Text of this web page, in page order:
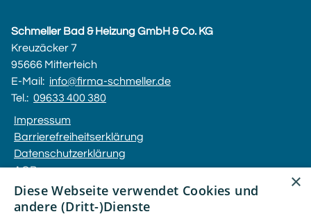
Schmeller Bad & Heizung GmbH & Co. KG
Kreuzäcker 7
95666 Mitterteich
E-Mail: info@firma-schmeller.de
Tel.: 09633 400 380
Impressum
Barrierefreiheitserklärung
Datenschutzerklärung
AGB
Unsere Bereiche
×
Diese Webseite verwendet Cookies und
andere (Dritt-)Dienste